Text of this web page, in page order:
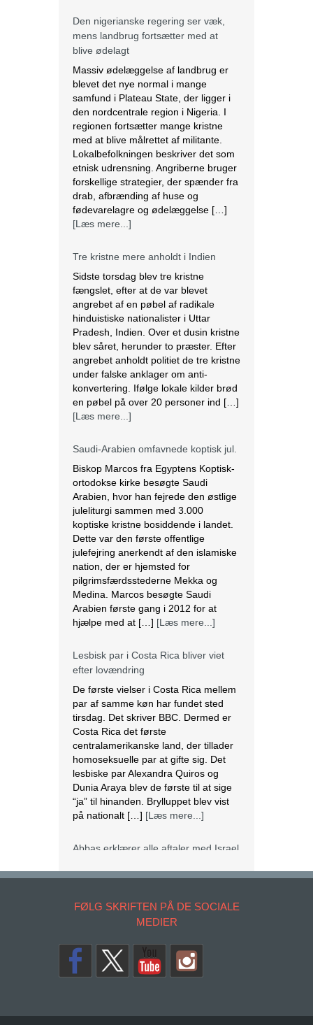
Den nigerianske regering ser væk,
mens landbrug fortsætter med at
blive ødelagt
Massiv ødelæggelse af landbrug er
blevet det nye normal i mange
samfund i Plateau State, der ligger i
den nordcentrale region i Nigeria. I
regionen fortsætter mange kristne
med at blive målrettet af militante.
Lokalbefolkningen beskriver det som
etnisk udrensning. Angriberne bruger
forskellige strategier, der spænder fra
drab, afbrænding af huse og
fødevarelagre og ødelæggelse […]
[Læs mere...]
Tre kristne mere anholdt i Indien
Sidste torsdag blev tre kristne
fængslet, efter at de var blevet
angrebet af en pøbel af radikale
hinduistiske nationalister i Uttar
Pradesh, Indien. Over et dusin kristne
blev såret, herunder to præster. Efter
angrebet anholdt politiet de tre kristne
under falske anklager om anti-
konvertering. Ifølge lokale kilder brød
en pøbel på over 20 personer ind […]
[Læs mere...]
Saudi-Arabien omfavnede koptisk jul.
Biskop Marcos fra Egyptens Koptisk-
ortodokse kirke besøgte Saudi
Arabien, hvor han fejrede den østlige
juleliturgi sammen med 3.000
koptiske kristne bosiddende i landet.
Dette var den første offentlige
julefejring anerkendt af den islamiske
nation, der er hjemsted for
pilgrimsfærdsstederne Mekka og
Medina. Marcos besøgte Saudi
Arabien første gang i 2012 for at
hjælpe med at […] [Læs mere...]
Lesbisk par i Costa Rica bliver viet
efter lovændring
De første vielser i Costa Rica mellem
par af samme køn har fundet sted
tirsdag. Det skriver BBC. Dermed er
Costa Rica det første
centralamerikanske land, der tillader
homoseksuelle par at gifte sig. Det
lesbiske par Alexandra Quiros og
Dunia Araya blev de første til at sige
“ja” til hinanden. Brylluppet blev vist
på nationalt […] [Læs mere...]
Abbas erklærer alle aftaler med Israel
at være afsluttet. Det siger den
palæstinensiske præsident tirsdag
nyhedsbureau Wafa. – Palæstinas
Befrielsesorganisation (PLO) og
staten Palæstina er fra i dag fritaget
MEDIER